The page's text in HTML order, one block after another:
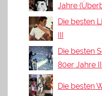
Jahre
Die besten
III
Die besten
80er Jahre
Die besten